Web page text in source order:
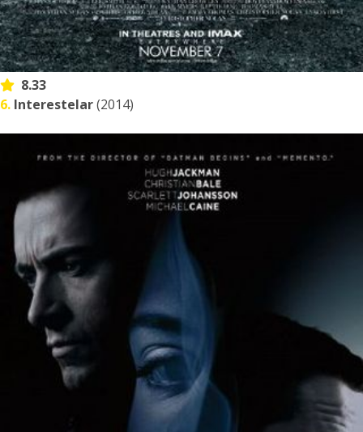
8.33
6. Interestelar(2014)